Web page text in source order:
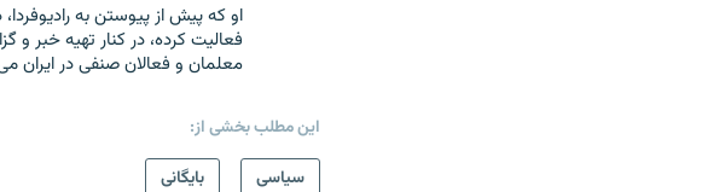
او که پیش از پیوستن به
فعالیت کرده،در کنار تهیه خبر و
معلمان و فعالان صنفی در ایران
این مطلب بخشی از:
سیاسی
بایگانی